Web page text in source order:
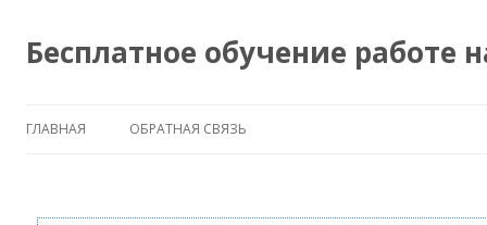
Бесплатное обучение работе
ГЛАВНАЯ ОБРАТНАЯ СВЯЗЬ